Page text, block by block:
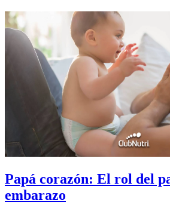
Papá corazón: El rol del
embarazo